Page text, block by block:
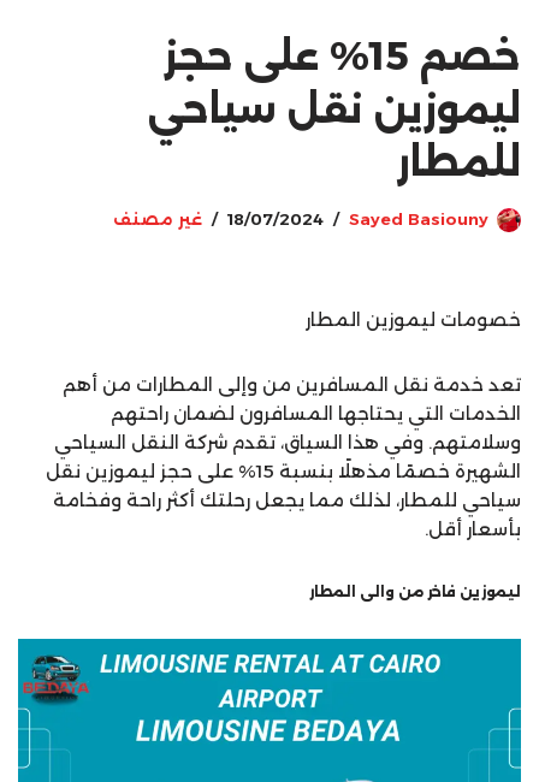
خصم 15% على حجز
ليموزين نقل سياحي
للمطار
Sayed Basiouny
18/07/2024 غير مصنف
خصومات ليموزين المطار
تعد خدمة نقل المسافرين من وإلى المطارات من أهم
الخدمات التي يحتاجها المسافرون لضمان راحتهم
وسلامتهم. وفي هذا السياق، تقدم شركة النقل السياحي
الشهيرة خصمًا مذهلًا بنسبة 15% على حجز ليموزين نقل
سياحي للمطار، لذلك مما يجعل رحلتك أكثر راحة وفخامة
بأسعار أقل.
ليموزين فاخر من والى المطار